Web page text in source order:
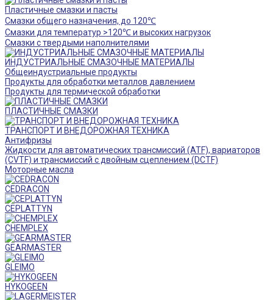
Пластичные смазки и пасты
Смазки общего назначения, до 120℃
Смазки для температур >120℃ и высоких нагрузок
Смазки с твердыми наполнителями
ИНДУСТРИАЛЬНЫЕ СМАЗОЧНЫЕ МАТЕРИАЛЫ
Общеиндустриальные продукты
Продукты для обработки металлов давлением
Продукты для термической обработки
ПЛАСТИЧНЫЕ СМАЗКИ
ТРАНСПОРТ И ВНЕДОРОЖНАЯ ТЕХНИКА
Антифризы
Жидкости для автоматических трансмиссий (ATF), вариаторов
(CVTF) и трансмиссий с двойным сцеплением (DCTF)
Моторные масла
CEDRACON
CEPLATTYN
CHEMPLEX
GEARMASTER
GLEIMO
HYKOGEEN